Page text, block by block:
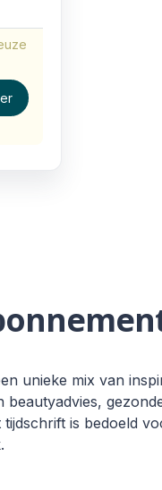
unieke mix van
is bedoeld